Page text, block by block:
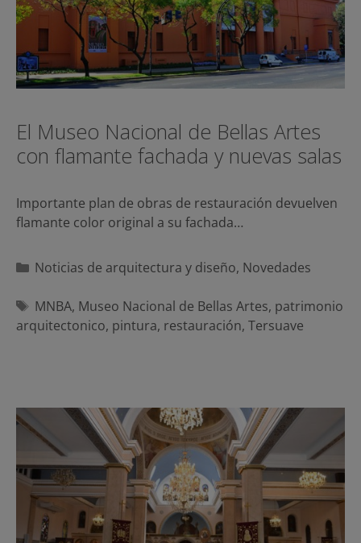
El Museo Nacional de Bellas Artes
con flamante fachada y nuevas salas
Importante plan de obras de restauración devuelven
flamante color original a su fachada…
Categorías
Noticias de arquitectura y diseño, Novedades
Etiquetas
MNBA, Museo Nacional de Bellas Artes, patrimonio
arquitectonico, pintura, restauración, Tersuave